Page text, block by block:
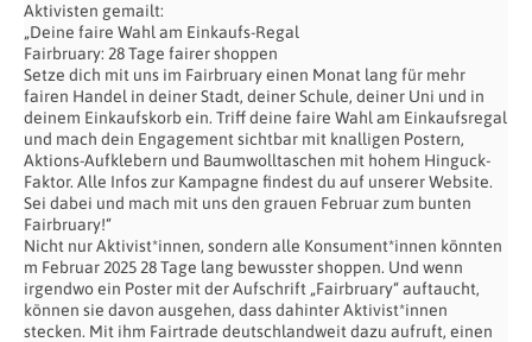
Aktivisten gemailt:
„Deine faire Wahl am Einkaufs-Regal
Fairbruary: 28 Tage fairer shoppen
Setze dich mit uns im Fairbruary einen Monat lang für mehr
fairen Handel in deiner Stadt, deiner Schule, deiner Uni und in
deinem Einkaufskorb ein. Triff deine faire Wahl am Einkaufsregal
und mach dein Engagement sichtbar mit knalligen Postern,
Aktions-Aufklebern und Baumwolltaschen mit hohem Hinguck-
Faktor. Alle Infos zur Kampagne findest du auf unserer Website.
Sei dabei und mach mit uns den grauen Februar zum bunten
Fairbruary!“
Nicht nur Aktivist*innen, sondern alle Konsument*innen könnten
m Februar 2025 28 Tage lang bewusster shoppen. Und wenn
irgendwo ein Poster mit der Aufschrift „Fairbruary“ auftaucht,
können sie davon ausgehen, dass dahinter Aktivist*innen
stecken. Mit ihm Fairtrade deutschlandweit dazu aufruft, einen